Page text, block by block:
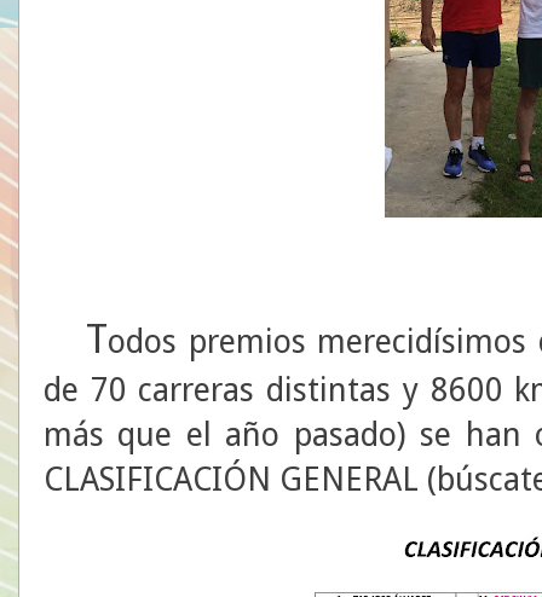
Todos premios
de 70 carreras distintas y 8600
más que el año pasado) se
CLASIFICACIÓN GENERAL